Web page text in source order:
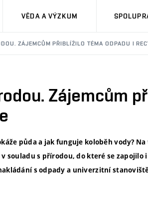
VĚDA A VÝZKUM
ZÁJEMCŮM PŘIBLÍŽILO TÉMA ODPADU I
Zájemcům
půda a jak funguje koloběh vody?
souladu s přírodou, do které se zapojilo
s odpady a univerzitní